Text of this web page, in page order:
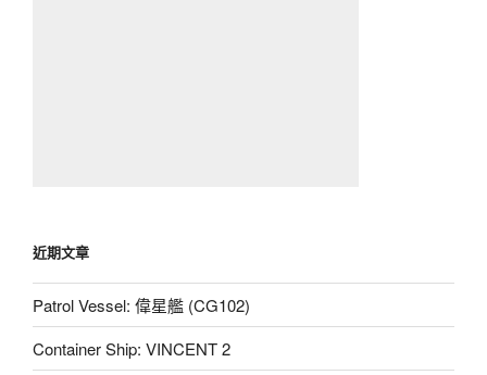
近期文章
Patrol Vessel: 偉星艦 (CG102)
Container Ship: VINCENT 2